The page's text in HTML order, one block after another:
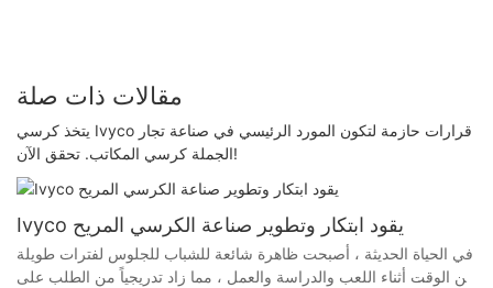
مقالات ذات صلة
يتخذ كرسي Ivyco قرارات حازمة لتكون المورد الرئيسي في صناعة تجار
الجملة كرسي المكاتب. تحقق الآن!
Ivyco يقود ابتكار وتطوير صناعة الكرسي المريح
في الحياة الحديثة ، أصبحت ظاهرة شائعة للشباب للجلوس لفترات طويلة
من الوقت أثناء اللعب والدراسة والعمل ، مما زاد تدريجياً من الطلب على